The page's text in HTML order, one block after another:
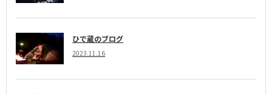
ひで蔵のブログ
2023.11.16